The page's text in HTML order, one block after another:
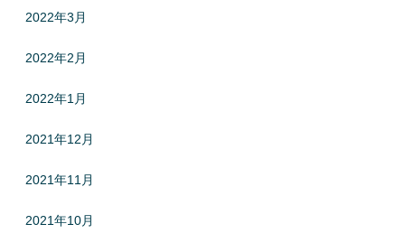
2022年3月
2022年2月
2022年1月
2021年12月
2021年11月
2021年10月